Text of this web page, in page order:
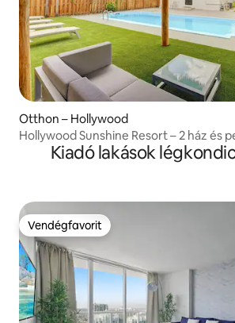
Otthon – Hollywood
Hollywood Sunshine Resort – 2 ház és
Kiadó lakások
Vendégfavorit
Vendégfavorit